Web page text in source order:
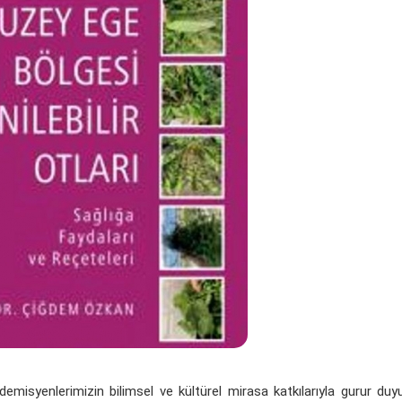
bilimsel ve kültürel mirasa katkılarıyla gurur